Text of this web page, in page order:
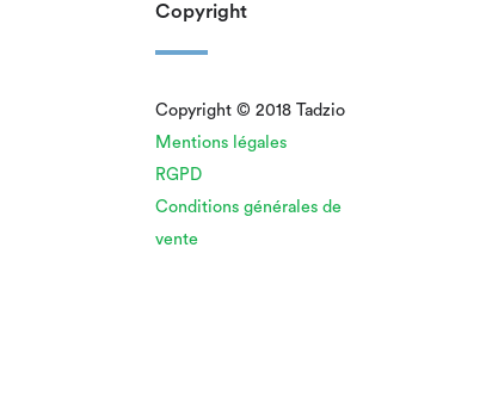
Copyright
Copyright © 2018 Tadzio
Mentions légales
RGPD
Conditions générales de
vente